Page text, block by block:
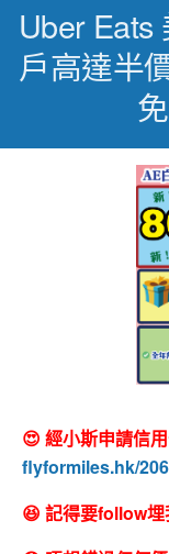
Uber Eats
戶高達半
😍 經小斯申請信
flyformiles.hk/
😆 記得要follow埋